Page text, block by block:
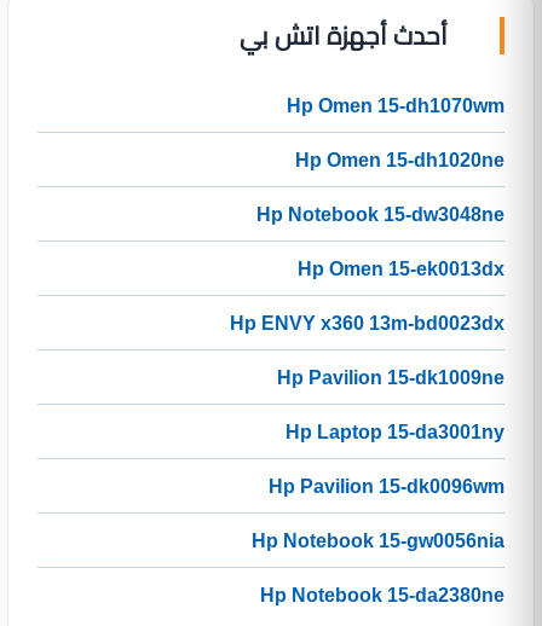
أحدث أجهزة اتش بي
Hp Omen 15-dh1070wm
Hp Omen 15-dh1020ne
Hp Notebook 15-dw3048ne
Hp Omen 15-ek0013dx
Hp ENVY x360 13m-bd0023dx
Hp Pavilion 15-dk1009ne
Hp Laptop 15-da3001ny
Hp Pavilion 15-dk0096wm
Hp Notebook 15-gw0056nia
Hp Notebook 15-da2380ne